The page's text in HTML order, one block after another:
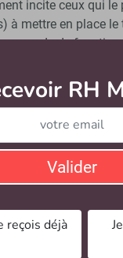
incite ceux qui le
à mettre en place
ce mode de
pas de vous obliger
les déplacements
de lignes les plus
donc une solution
avec d’autres
votre itinéraire
vélo…) les
RH
Valider
reçois déjà